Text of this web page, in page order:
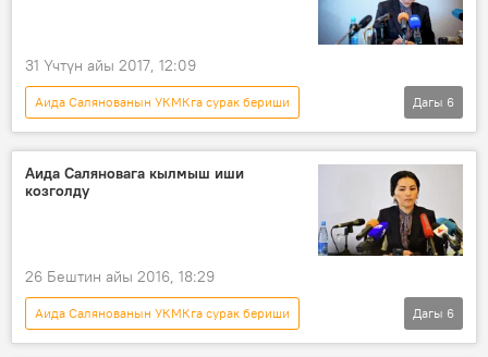
31 Үчтүн айы 2017, 12:09
Аида Салянованын УКМКга сурак бериши
Кыргызстан
Жаңылыктар
Саясат
Аида Салянова
Өмүрбек Текебаев
УКМК
Дагы 6
Аида Саляновага кылмыш иши
козголду
26 Бештин айы 2016, 18:29
Аида Салянованын УКМКга сурак бериши
Окуялар
Кыргызстан
Дагы 6